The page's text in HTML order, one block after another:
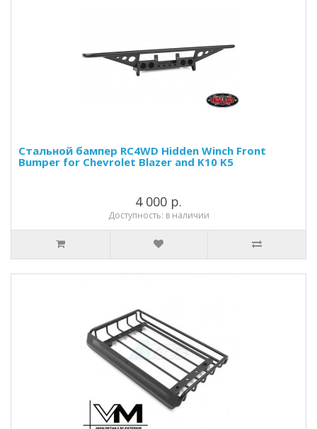
Стальной бампер RC4WD Hidden Winch Front
Bumper for Chevrolet Blazer and K10 K5
4 000 р.
Доступность: в наличии